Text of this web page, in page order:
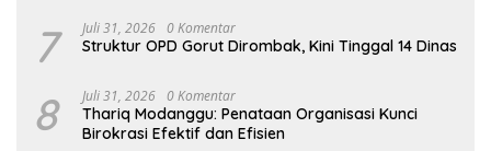
7 Juli 31, 2026 0 Komentar
Struktur OPD Gorut Dirombak, Kini Tinggal 14 Dinas
8 Juli 31, 2026 0 Komentar
Thariq Modanggu: Penataan Organisasi Kunci
Birokrasi Efektif dan Efisien